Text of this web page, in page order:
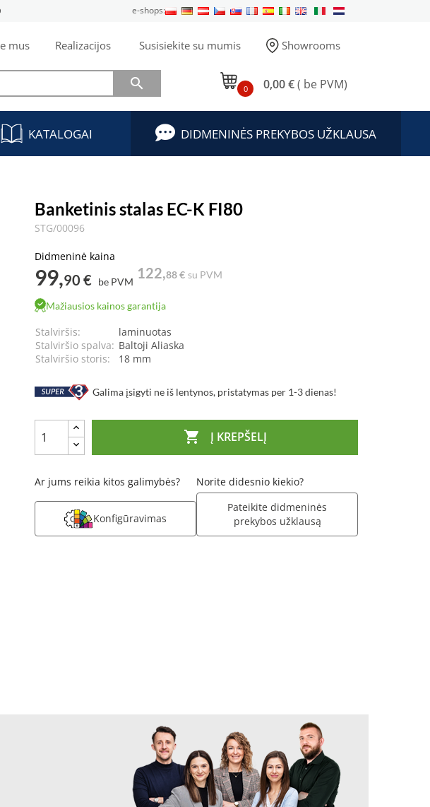
e-shops:
mus Realizacijos Susisiekite su mumis Showrooms
 0 0,00 €( be PVM)
KATALOGAI DIDMENINĖS PREKYBOS UŽKLAUSA
Banketinis stalas EC-K FI80
STG/00096
Didmeninė kaina
99,90 € be PVM
122,88 € su PVM
Mažiausios kainos garantija
Stalviršis:
laminuotas
Stalviršio spalva: Baltoji Aliaska
Stalviršio storis:
18 mm
Galima įsigyti ne iš lentynos, pristatymas per 1-3 dienas!
 Į KREPŠELĮ
Ar jums reikia kitos galimybės?
Konfigūravimas
Norite didesnio kiekio?
Pateikite didmeninės
prekybos užklausą